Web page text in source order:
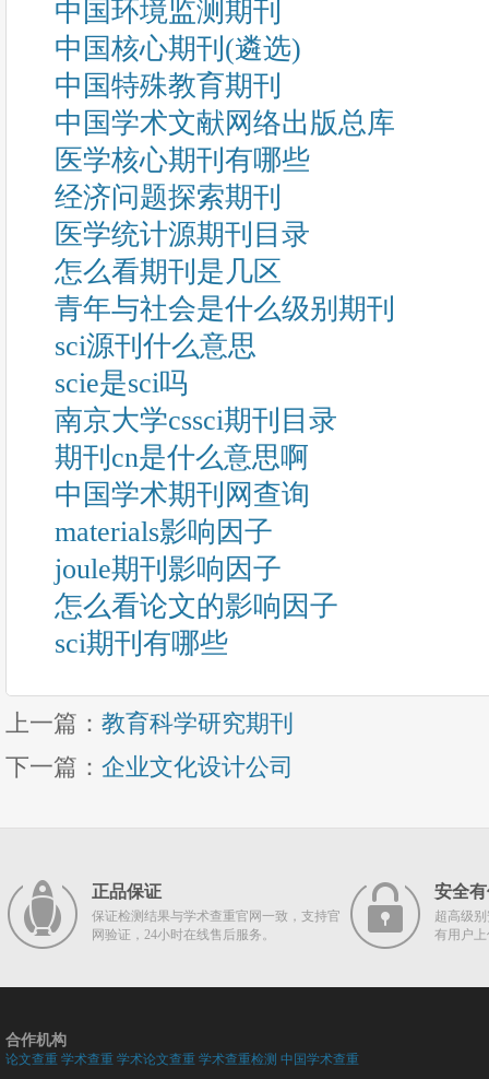
中国环境监测期刊
中国核心期刊(遴选)
中国特殊教育期刊
中国学术文献网络出版总库
医学核心期刊有哪些
经济问题探索期刊
医学统计源期刊目录
怎么看期刊是几区
青年与社会是什么级别期刊
sci源刊什么意思
scie是sci吗
南京大学cssci期刊目录
期刊cn是什么意思啊
中国学术期刊网查询
materials影响因子
joule期刊影响因子
怎么看论文的影响因子
sci期刊有哪些
上一篇： 教育科学研究期刊
下一篇： 企业文化设计公司
正品保证
保证检测结果与学术查重官网一致，支持官
网验证，24小时在线售后服务。
安全
超高级
有用户
合作机构
论文查重 学术查重 学术论文查重 学术查重检测 中国学术查重